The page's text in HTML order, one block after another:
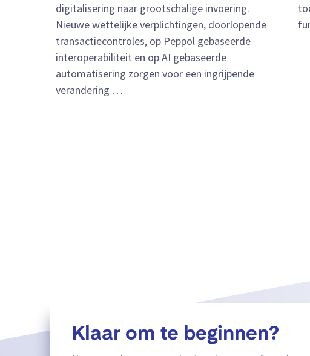
digitalisering naar grootschalige invoering.
Nieuwe wettelijke verplichtingen, doorlopende
transactiecontroles, op Peppol gebaseerde
interoperabiliteit en op AI gebaseerde
automatisering zorgen voor een ingrijpende
verandering …
Klaar om te beginnen?